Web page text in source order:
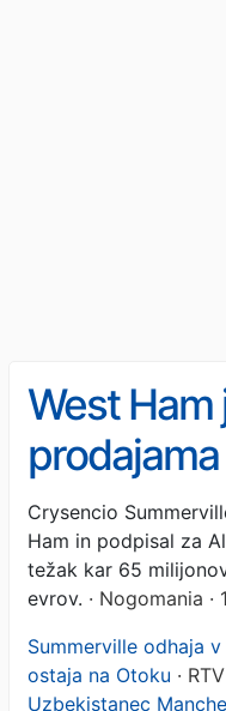
West Ham
zaslužil
milijonov
Crysencio
Ham in podpisal za
težak kar 65
evrov. · Nogomania ·
Summerville odhaja
ostaja na Otoku ·
Uzbekistanec